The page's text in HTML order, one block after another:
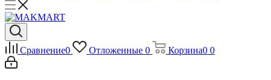
Сравнение0 Отложенные 0 Корзина0 0